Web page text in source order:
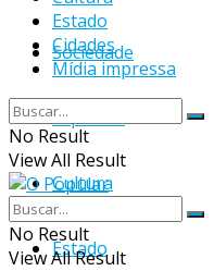
Sociedade
Esportes
Cultura
Estado
Estado
Cidades
Mídia impressa
No Result
View All Result
No Result
View All Result